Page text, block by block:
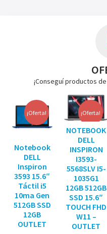
¡Conseguí productos
¡Oferta!
Notebook
DELL
Inspiron
3593 15.6″
Táctil i5
10ma Gen
512GB SSD
12GB
OUTLET
¡Oferta!
NOTEBOOK
DELL
INSPIRON
I3593-
5568SLV I5-
1035G1
12GB 512GB
SSD 15.6″
TOUCH FHD
W11 –
OUTLET